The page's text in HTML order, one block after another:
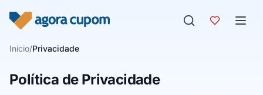
Início/Privacidade
Política de Privacidade